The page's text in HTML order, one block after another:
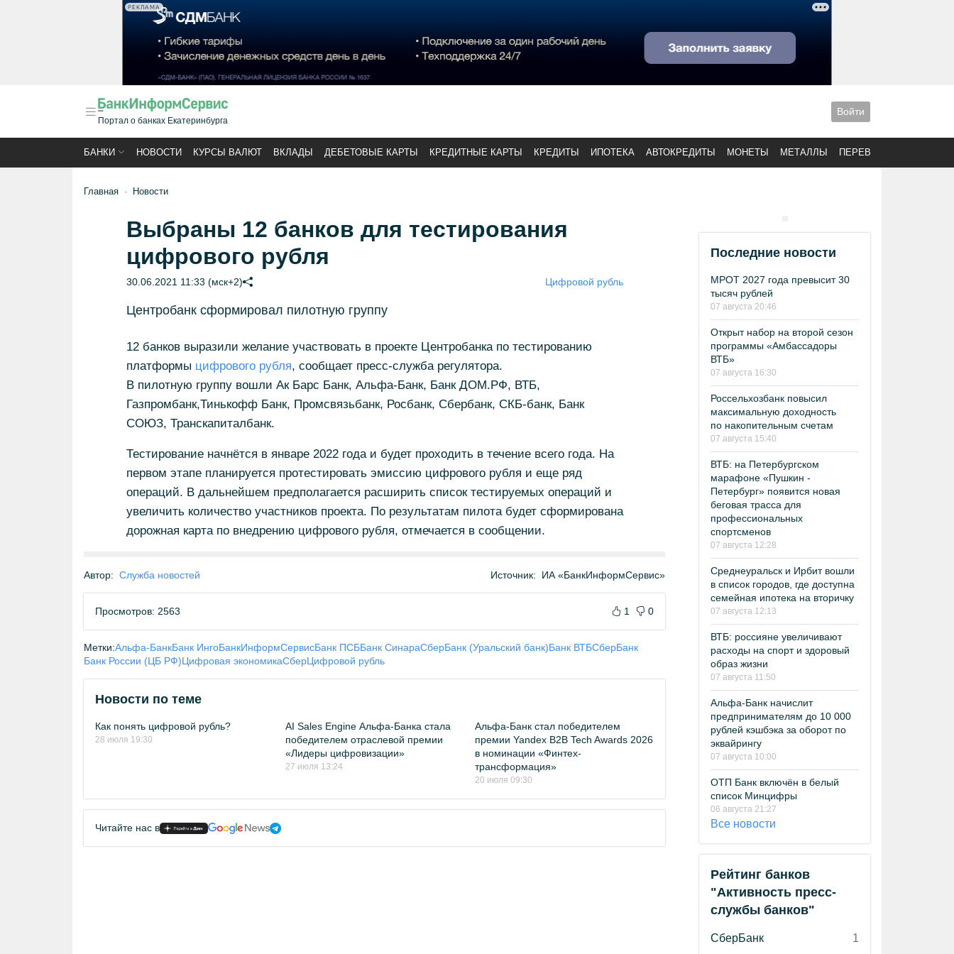
РЕКЛАМА
Портал о банках Екатеринбурга
Войти
БАНКИ НОВОСТИ КУРСЫ ВАЛЮТ ВКЛАДЫ ДЕБЕТОВЫЕ КАРТЫ КРЕДИТНЫЕ КАРТЫ КРЕДИТЫ ИПОТЕКА АВТОКРЕДИТЫ МОНЕТЫ МЕТАЛЛЫ ПЕРЕВОДЫ
Главная Новости
Выбраны 12 банков для тестирования
цифрового рубля
30.06.2021 11:33 (мск+2) Цифровой рубль
Центробанк сформировал пилотную группу
12 банков выразили желание участвовать в проекте Центробанка по тестированию
платформы цифрового рубля, сообщает пресс-служба регулятора.
В пилотную группу вошли Ак Барс Банк, Альфа-Банк, Банк ДОМ.РФ, ВТБ,
Газпромбанк,Тинькофф Банк, Промсвязьбанк, Росбанк, Сбербанк, СКБ-банк, Банк
СОЮЗ, Транскапиталбанк.
Тестирование начнётся в январе 2022 года и будет проходить в течение всего года. На
первом этапе планируется протестировать эмиссию цифрового рубля и еще ряд
операций. В дальнейшем предполагается расширить список тестируемых операций и
увеличить количество участников проекта. По результатам пилота будет сформирована
дорожная карта по внедрению цифрового рубля, отмечается в сообщении.
Автор: Служба новостей Источник: ИА «БанкИнформСервис»
Просмотров: 2563 1 0
Метки:Альфа-БанкБанк ИнгоБанкИнформСервисБанк ПСББанк СинараСберБанк (Уральский банк)Банк ВТБСберБанк
Банк России (ЦБ РФ)Цифровая экономикаСберЦифровой рубль
Новости по теме
Как понять цифровой рубль?
28 июля 19:30
AI Sales Engine Альфа-Банка стала
победителем отраслевой премии
«Лидеры цифровизации»
27 июля 13:24
Альфа-Банк стал победителем
премии Yandex B2B Tech Awards 2026
в номинации «Финтех-
трансформация»
20 июля 09:30
Читайте нас в
Последние новости
МРОТ 2027 года превысит 30
тысяч рублей
07 августа 20:46
Открыт набор на второй сезон
программы «Амбассадоры
ВТБ»
07 августа 16:30
Россельхозбанк повысил
максимальную доходность
по накопительным счетам
07 августа 15:40
ВТБ: на Петербургском
марафоне «Пушкин -
Петербург» появится новая
беговая трасса для
профессиональных
спортсменов
07 августа 12:28
Среднеуральск и Ирбит вошли
в список городов, где доступна
семейная ипотека на вторичку
07 августа 12:13
ВТБ: россияне увеличивают
расходы на спорт и здоровый
образ жизни
07 августа 11:50
Альфа-Банк начислит
предпринимателям до 10 000
рублей кэшбэка за оборот по
эквайрингу
07 августа 10:00
ОТП Банк включён в белый
список Минцифры
06 августа 21:27
Все новости
Рейтинг банков
"Активность пресс-
службы банков"
СберБанк
1